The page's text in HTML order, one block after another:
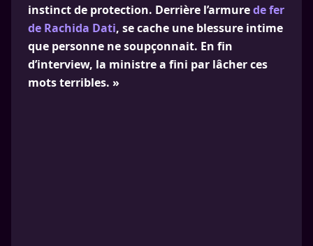
instinct de protection. Derrière l’armurede fer
de Rachida Dati, se cache une blessure intime
que personne ne soupçonnait. En fin
d’interview, la ministre a fini par lâcher ces
mots terribles. »